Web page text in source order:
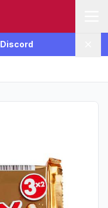
Discord